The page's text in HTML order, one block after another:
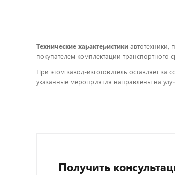
Технические характеристики автотехники,
покупателем комплектации транспортного
При этом завод-изготовитель оставляет
указанные мероприятия направлены на
Получить